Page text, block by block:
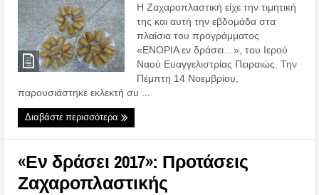
Η Ζαχαροπλαστική είχε την τιμητική
της και αυτή την εβδομάδα στα
πλαίσια του προγράμματος
«ΕΝΟΡΙΑ εν δράσει…», του Ιερού
Ναού Ευαγγελιστρίας Πειραιώς. Την
Πέμπτη 14 Νοεμβρίου,
παρουσιάστηκε εκλεκτή συ ...
Διαβάστε περισσότερα
«Εν δράσει 2017»: Προτάσεις
Ζαχαροπλαστικής